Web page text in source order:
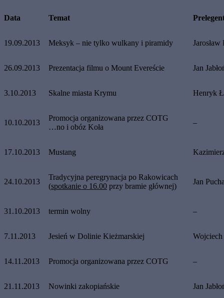
Data Temat
19.09.2013 Meksyk – nie tylko wulkany i piramidy Jarosław
26.09.2013 Prezentacja filmu o Mount Evereście Jan
3.10.2013 Skalne miasta Krymu Henryk
10.10.2013
Promocja organizowana przez COTG
…no i obóz Koła
–
17.10.2013 Mustang
24.10.2013
Tradycyjna peregrynacja po Rakowicach
(spotkanie o 16.00 przy bramie głównej)
Jan
31.10.2013 termin wolny –
7.11.2013 Jesień w Dolinie Kieżmarskiej
14.11.2013 Promocja organizowana przez COTG –
21.11.2013 Nowinki zakopiańskie Jan